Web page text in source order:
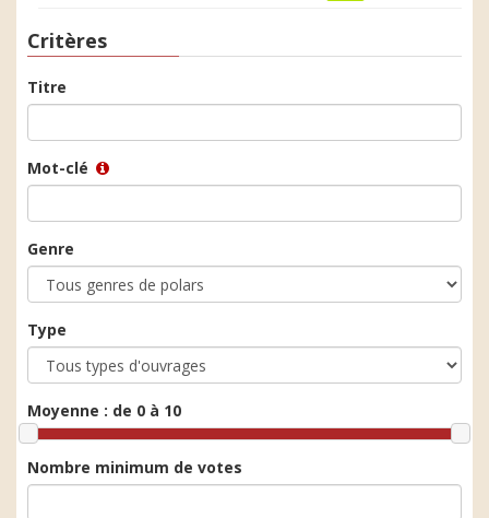
Critères
Titre
Mot-clé
Genre
Type
Moyenne : de 0 à 10
Nombre minimum de votes